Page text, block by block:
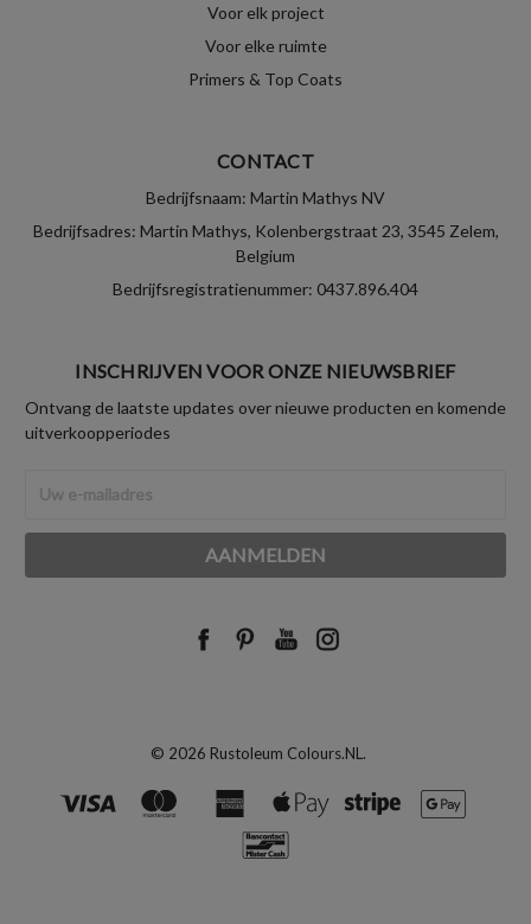
Voor elk project
Voor elke ruimte
Primers & Top Coats
CONTACT
Bedrijfsnaam: Martin Mathys NV
Bedrijfsadres: Martin Mathys, Kolenbergstraat 23, 3545 Zelem,
Belgium
Bedrijfsregistratienummer: 0437.896.404
INSCHRIJVEN VOOR ONZE NIEUWSBRIEF
Ontvang de laatste updates over nieuwe producten en komende
uitverkoopperiodes
mailadres
© 2026 Rustoleum Colours.NL.